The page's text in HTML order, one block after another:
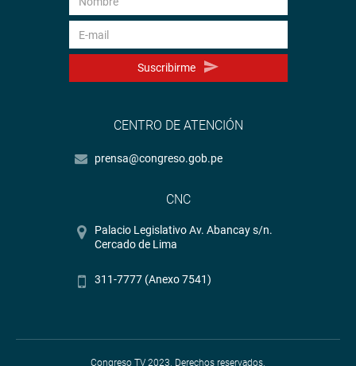
Suscribirme
CENTRO DE ATENCIÓN
prensa@congreso.gob.pe
CNC
Palacio Legislativo Av. Abancay s/n.
Cercado de Lima
311-7777 (Anexo 7541)
Congreso TV 2023. Derechos reservados.